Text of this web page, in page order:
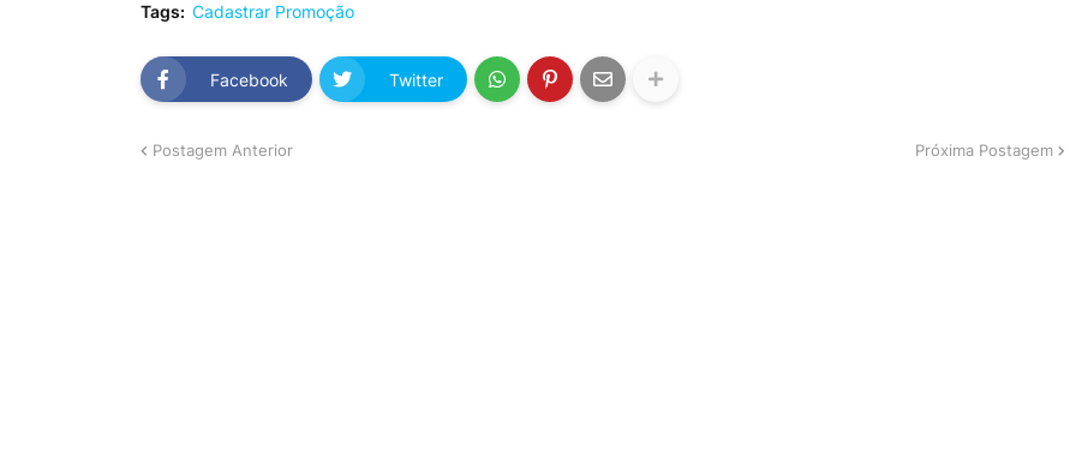
Tags: Cadastrar Promoção
Facebook Twitter
Postagem Anterior Próxima Postagem